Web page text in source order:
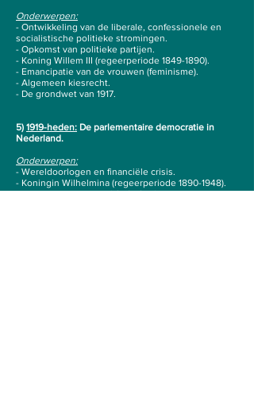
Onderwerpen:
- Ontwikkeling van de liberale, confessionele en
socialistische politieke stromingen.
- Opkomst van politieke partijen.
- Koning Willem III (regeerperiode 1849-1890).
- Emancipatie van de vrouwen (feminisme).
- Algemeen kiesrecht.
- De grondwet van 1917.
5) 1919-heden: De parlementaire democratie in
Nederland.
Onderwerpen:
- Wereldoorlogen en financiële crisis.
- Koningin Wilhelmina (regeerperiode 1890-1948).
- De Duitse bezetting(1940-1945).